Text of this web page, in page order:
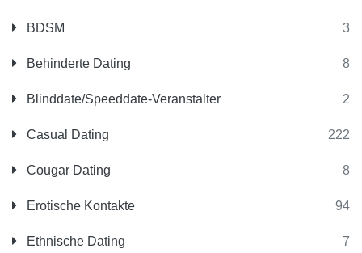
BDSM 3
Behinderte Dating 8
Blinddate/Speeddate-Veranstalter 2
Casual Dating 222
Cougar Dating 8
Erotische Kontakte 94
Ethnische Dating 7